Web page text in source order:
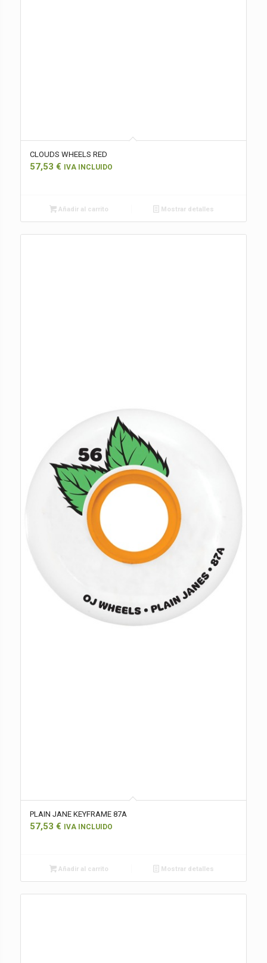
CLOUDS WHEELS RED
57,53 € IVA INCLUIDO
Añadir al carrito Mostrar detalles
PLAIN JANE KEYFRAME 87A
57,53 € IVA INCLUIDO
Añadir al carrito Mostrar detalles